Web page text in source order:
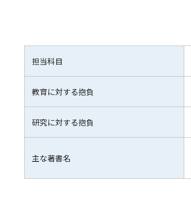
担当科目
教育に対する抱負
研究に対する抱負
主な著書名